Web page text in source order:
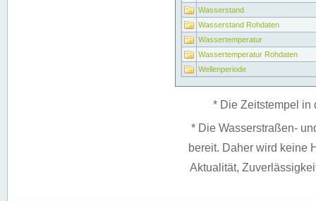
Wasserstand
Wasserstand Rohdaten
Wassertemperatur
Wassertemperatur Rohdaten
Wellenperiode
* Die Zeitstempel in
* Die Wasserstraßen-
bereit. Daher wird keine
Aktualität,